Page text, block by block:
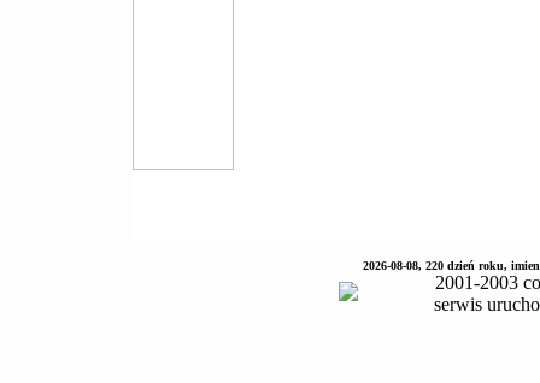
2026-08-08, 220 dzień roku,
2001-2003
serwis